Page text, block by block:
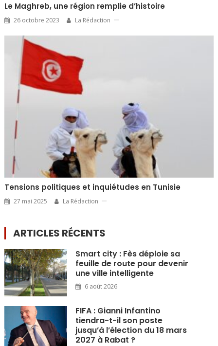
Le Maghreb, une région remplie d’histoire
26 octobre 2023 La Rédaction
Tensions politiques et inquiétudes en Tunisie
27 mai 2025 La Rédaction
ARTICLES RÉCENTS
Smart city : Fès déploie sa
feuille de route pour devenir
une ville intelligente
6 août 2026
FIFA : Gianni Infantino
tiendra-t-il son poste
jusqu’à l’élection du 18 mars
2027 à Rabat ?